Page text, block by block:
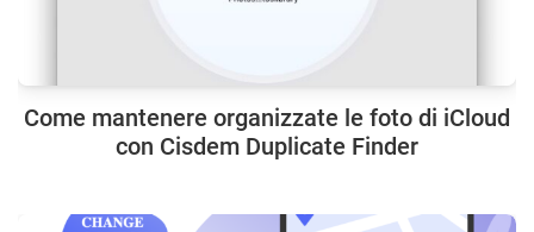
Come mantenere organizzate le foto di iCloud
con Cisdem Duplicate Finder